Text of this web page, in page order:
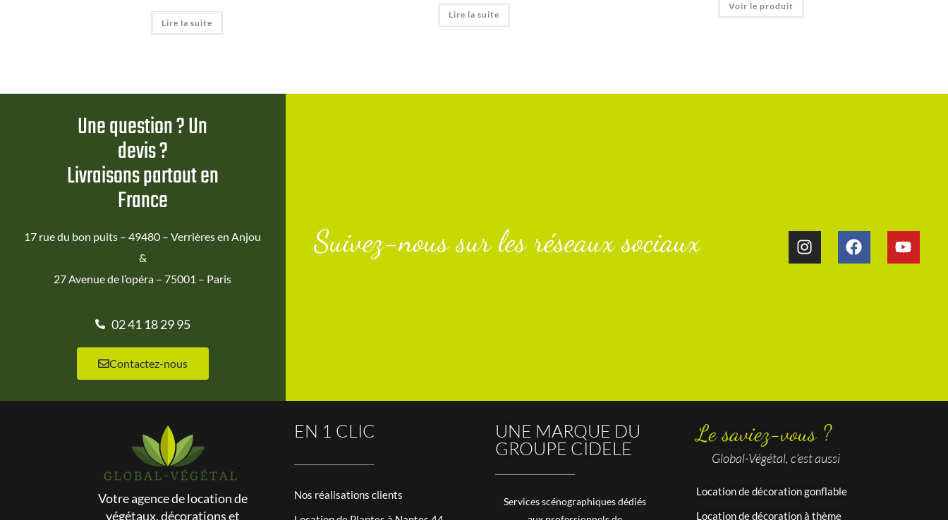
Lire la suite
Lire la suite
Voir le produit
Une question ? Un
devis ?
Livraisons partout en
France
17 rue du bon puits – 49480 – Verrières en Anjou
&
27 Avenue de l’opéra – 75001 – Paris
02 41 18 29 95
Contactez-nous
Suivez-nous sur les réseaux sociaux​
Votre agence de location de
végétaux, décorations et
EN 1 CLIC
Nos réalisations clients
UNE MARQUE DU
GROUPE CIDELE
Services scénographiques dédiés
Le saviez-vous ?
Global-Végétal, c’est aussi
Location de décoration gonflable
Location de décoration à thème